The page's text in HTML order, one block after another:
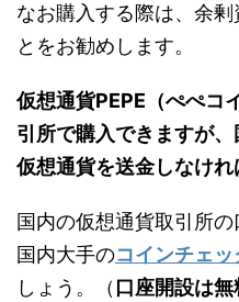
なお購入する際は、余
とをお勧めします。
仮想通貨PEPE（ぺぺコ
引所で購入できますが
仮想通貨を送金しなけれ
国内の仮想通貨取引所の
国内大手のコインチェッ
しょう。（ 口座開設は無